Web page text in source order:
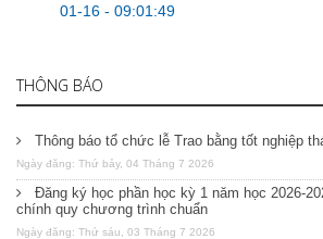
01-16 - 09:01:49
THÔNG BÁO
Thông báo tổ chức lễ Trao bằng tốt nghiệp
Ngày đăng: Thứ bảy, 04 Tháng 7 2026
Đăng ký học phần học kỳ 1 năm học 2026-
chính quy chương trình chuẩn
Ngày đăng: Thứ sáu, 03 Tháng 7 2026